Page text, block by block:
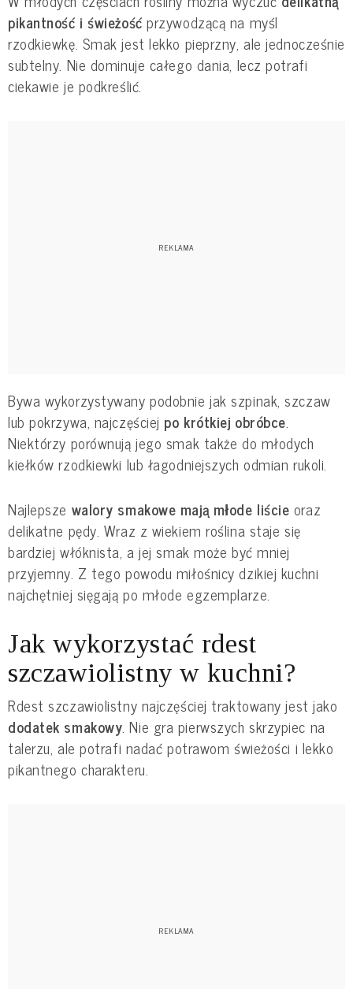
pikantność i świeżość przywodzącą na myśl
rzodkiewkę. Smak jest lekko pieprzny, ale jednocześnie
subtelny. Nie dominuje całego dania, lecz potrafi
ciekawie je podkreślić.
Bywa wykorzystywany podobnie jak szpinak, szczaw
lub pokrzywa, najczęściej po krótkiej obróbce.
Niektórzy porównują jego smak także do młodych
kiełków rzodkiewki lub łagodniejszych odmian rukoli.
Najlepsze walory smakowe mają młode liście oraz
delikatne pędy. Wraz z wiekiem roślina staje się
bardziej włóknista, a jej smak może być mniej
przyjemny. Z tego powodu miłośnicy dzikiej kuchni
najchętniej sięgają po młode egzemplarze.
Jak wykorzystać rdest
szczawiolistny w kuchni?
Rdest szczawiolistny najczęściej traktowany jest jako
dodatek smakowy. Nie gra pierwszych skrzypiec na
talerzu, ale potrafi nadać potrawom świeżości i lekko
pikantnego charakteru.